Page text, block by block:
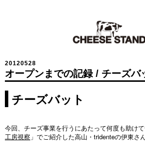
20120528
オープンまでの記録 / チーズバ
チーズバット
今回、チーズ事業を行うにあたって何度も助け
工房視察 」でご紹介した高山・tridenteの伊東さん